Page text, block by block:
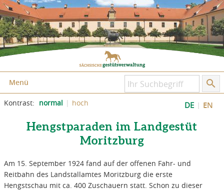
Zum Inhalt springen
Zum Seitenfuß springen
Menü
Kontrast: normal hoch EN
DE
Hengstparaden im Landgestüt
Moritzburg
Am 15. September 1924 fand auf der offenen Fahr- und
Reitbahn des Landstallamtes Moritzburg die erste
Hengstschau mit ca. 400 Zuschauern statt. Schon zu dieser